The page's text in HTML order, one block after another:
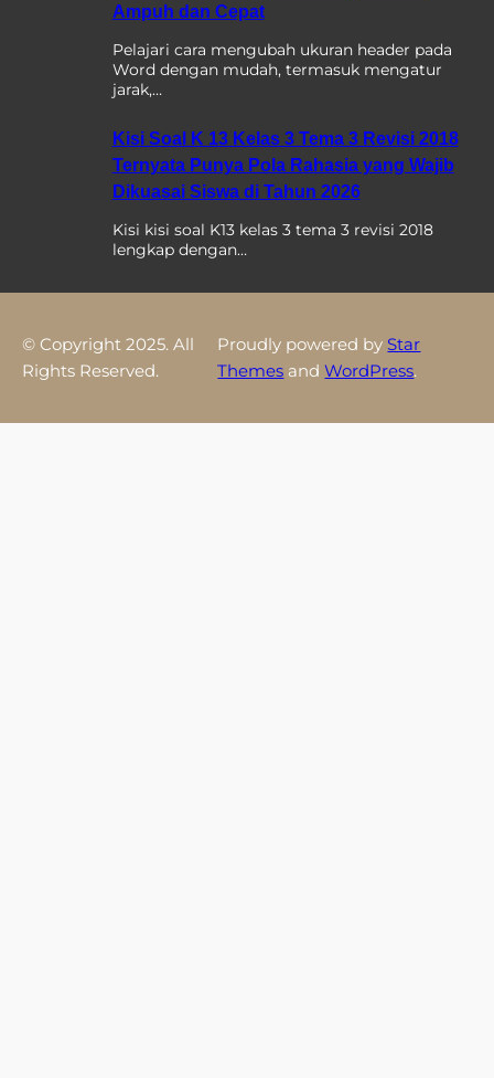
Ampuh dan Cepat
Pelajari cara mengubah ukuran header pada
Word dengan mudah, termasuk mengatur
jarak,…
Kisi Soal K 13 Kelas 3 Tema 3 Revisi 2018
Ternyata Punya Pola Rahasia yang Wajib
Dikuasai Siswa di Tahun 2026
Kisi kisi soal K13 kelas 3 tema 3 revisi 2018
lengkap dengan…
© Copyright 2025. All
Rights Reserved.
Proudly powered by Star
Themes andWordPress.